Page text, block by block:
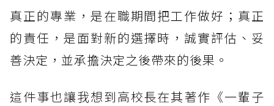
真正的專業，是在職期間把工作做好；真正
的責任，是面對新的選擇時，誠實評估、妥
善決定，並承擔決定之後帶來的後果。
這件事也讓我想到高校長在其著作《一輩子